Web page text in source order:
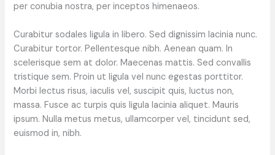
per conubia nostra, per inceptos himenaeos.
Curabitur sodales ligula in libero. Sed dignissim lacinia nunc.
Curabitur tortor. Pellentesque nibh. Aenean quam. In
scelerisque sem at dolor. Maecenas mattis. Sed convallis
tristique sem. Proin ut ligula vel nunc egestas porttitor.
Morbi lectus risus, iaculis vel, suscipit quis, luctus non,
massa. Fusce ac turpis quis ligula lacinia aliquet. Mauris
ipsum. Nulla metus metus, ullamcorper vel, tincidunt sed,
euismod in, nibh.